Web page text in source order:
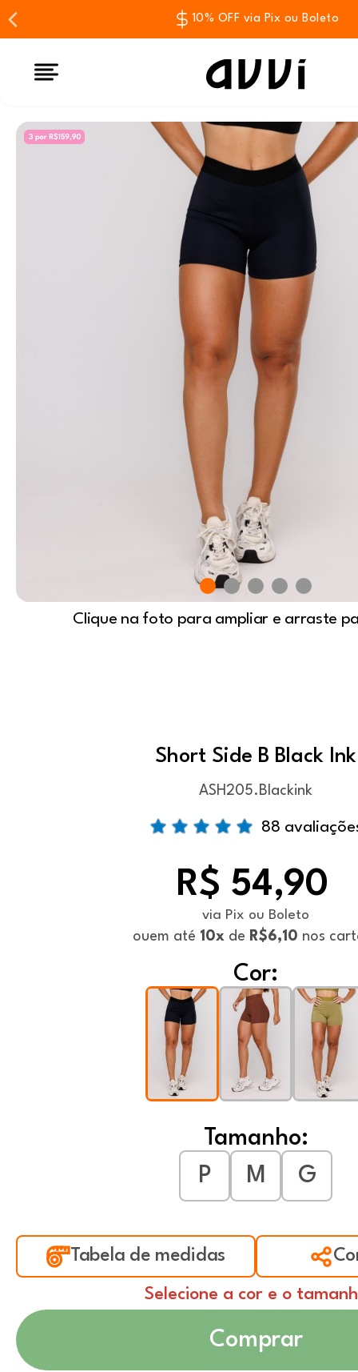
10% OFF via Pix ou Boleto
Clique na foto para ampliar e arraste
Short Side B Black Ink
ASH205.Blackink
88
R$ 54,90
via Pix ou Boleto
ouem até 10xde R$6,10 nos
Cor:
Tamanho:
P
M G
Tabela de medidas
Selecione a cor e o
Comprar